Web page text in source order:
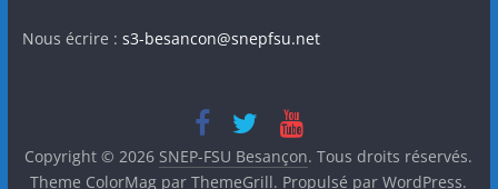
Nous écrire : s3-besancon@snepfsu.net
Copyright © 2026 SNEP-FSU Besançon. Tous droits réservés.
Theme ColorMag par ThemeGrill. Propulsé parWordPress.